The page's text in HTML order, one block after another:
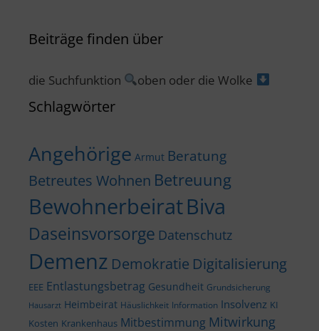
Beiträge finden über
die Suchfunktion oben oder die Wolke
Schlagwörter
Angehörige Armut Beratung
Betreutes Wohnen Betreuung
BewohnerbeiratBiva
Daseinsvorsorge Datenschutz
Demenz Demokratie Digitalisierung
EEE Entlastungsbetrag Gesundheit Grundsicherung
Hausarzt Heimbeirat Häuslichkeit Information Insolvenz KI
Kosten Krankenhaus Mitbestimmung Mitwirkung